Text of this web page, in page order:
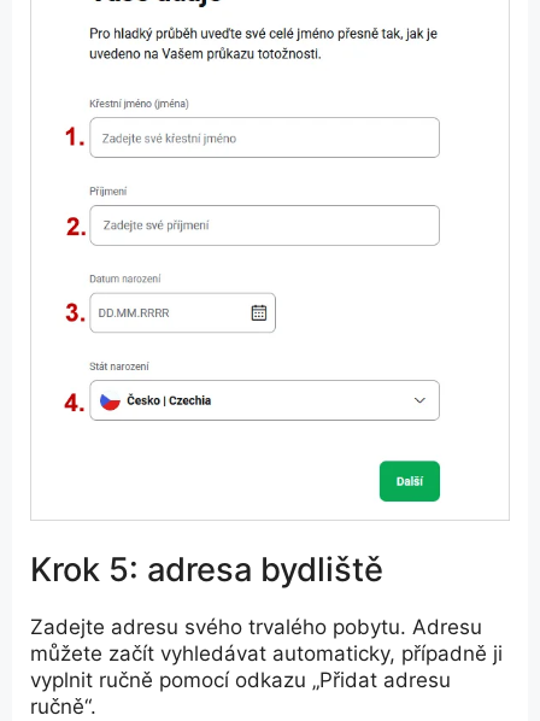
Krok 5: adresa bydliště
Zadejte adresu svého trvalého pobytu. Adresu
můžete začít vyhledávat automaticky, případně ji
vyplnit ručně pomocí odkazu „Přidat adresu
ručně“.